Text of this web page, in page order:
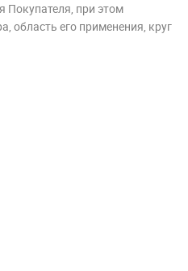
Покупателя, при этом
область его применения, круг